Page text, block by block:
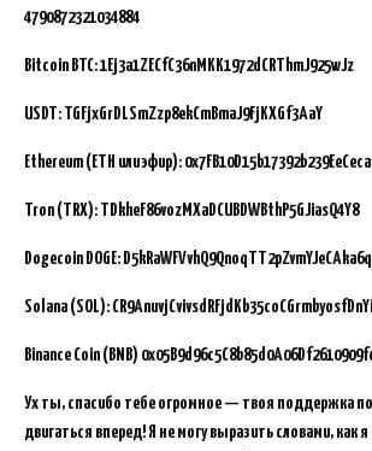
4790872321034884
Bitcoin BTC:1Ej3a1ZECfC36nMKK1972dCRThmJ925wJz
USDT: TGFjxGrDLSmZzp8ekCmBmaJ9FjKXGf3AaY
Ethereum (ETH или эфир):
Tron (TRX): TDkheF86vozMXaDCUBDWBthP5GJiasQ4Y8
Dogecoin DOGE:
Solana (SOL):
Binance Coin (BNB)
Ух ты, спасибо тебе огромное — твоя поддержка
двигаться вперед! Я не могу выразить словами, как